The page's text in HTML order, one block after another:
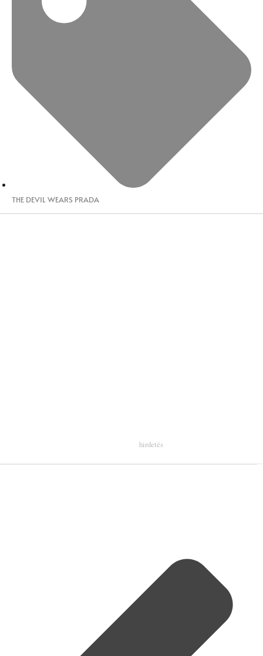
THE DEVIL WEARS PRADA